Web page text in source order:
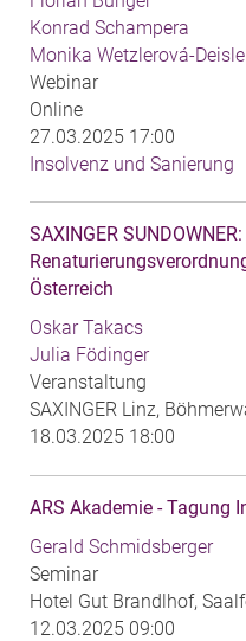
Konrad Schampera
Monika Wetzlerová-
Webinar
Online
27.03.2025 17:00
Insolvenz und Sanierung
SAXINGER
Österreich
Oskar Takacs
Julia Födinger
Veranstaltung
SAXINGER Linz,
18.03.2025 18:00
ARS Akademie - Tagung
Gerald Schmidsberger
Seminar
Hotel Gut Brandlhof,
12.03.2025 09:00